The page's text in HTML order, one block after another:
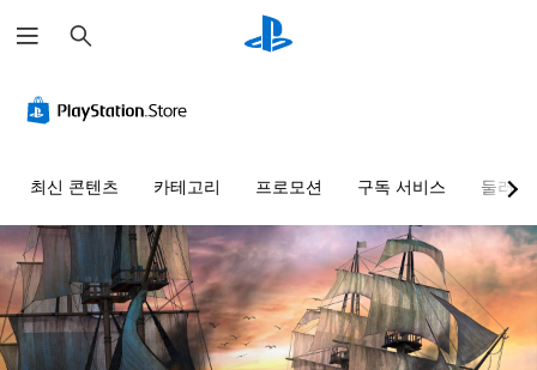
색
최신 콘텐츠 카테고리 프로모션 구독 서비스 둘러보